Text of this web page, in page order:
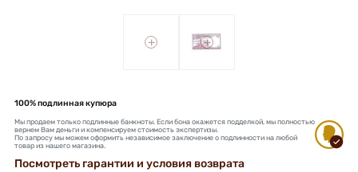
+ +
100% подлинная купюра
Мы продаем только подлинные банкноты. Если бона окажется подделкой, мы полностью
вернем Вам деньги и компенсируем стоимость экспертизы.
По запросу мы можем оформить независимое заключение о подлинности на любой
товар из нашего магазина.
Посмотреть гарантии и условия возврата